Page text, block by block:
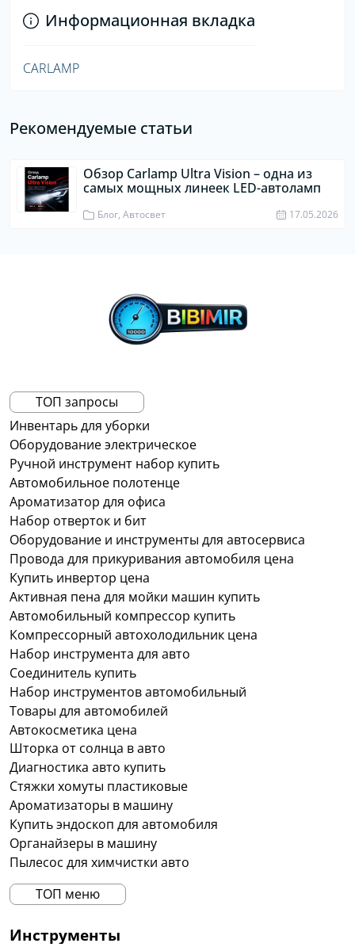
Информационная вкладка
CARLAMP
Рекомендуемые статьи
Обзор Carlamp Ultra Vision – одна из
самых мощных линеек LED-автоламп
Блог, Автосвет 17.05.2026
ТОП запросы
Инвентарь для уборки
Оборудование электрическое
Ручной инструмент набор купить
Автомобильное полотенце
Ароматизатор для офиса
Набор отверток и бит
Оборудование и инструменты для автосервиса
Провода для прикуривания автомобиля цена
Купить инвертор цена
Активная пена для мойки машин купить
Автомобильный компрессор купить
Компрессорный автохолодильник цена
Набор инструмента для авто
Соединитель купить
Набор инструментов автомобильный
Товары для автомобилей
Автокосметика цена
Шторка от солнца в авто
Диагностика авто купить
Стяжки хомуты пластиковые
Ароматизаторы в машину
Купить эндоскоп для автомобиля
Органайзеры в машину
Пылесос для химчистки авто
ТОП меню
Инструменты